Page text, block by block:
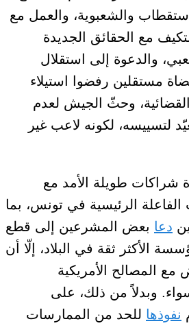
والشعبوية، والعمل مع
مع الحقائق الجديدة
والدعوة إلى استقلال
مستقلين رفضوا استيلاء
وحثّ الجيش لعدم
لتسييسه، لكونه لاعب غير
شراكات طويلة الأمد مع
الرئيسية في تونس، بما
دعا بعض المشرعين إلى قطع
الأكثر ثقة في البلاد، إلّا أن
مع المصالح الأمريكية
وبدلاً من ذلك، على
نفوذها للحد من الممارسات